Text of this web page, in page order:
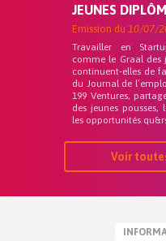
JEUNES
Emission du 10/07/
Travailler en
comme le Graal des
continuent-elles de
du Journal de
199 Ventures,
des jeunes
les opportunités
Voir